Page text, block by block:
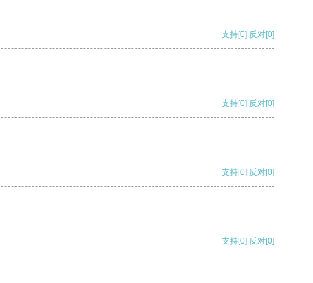
支持[0] 反对[0]
支持[0] 反对[0]
支持[0] 反对[0]
支持[0] 反对[0]